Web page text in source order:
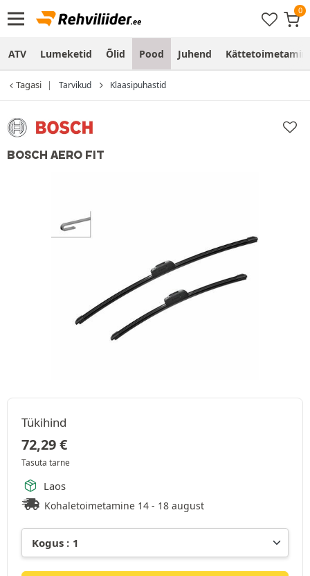
ATV Lumeketid Õlid Pood Juhend
Tagasi Tarvikud Klaasipuhastid
BOSCH AERO FIT
Tükihind
72,29€
Tasuta tarne
Laos
Kohaletoimetamine 14 - 18 august